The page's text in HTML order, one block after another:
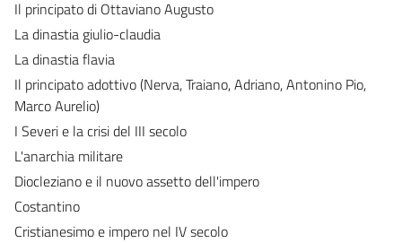
Il principato di Ottaviano Augusto
La dinastia giulio-claudia
La dinastia flavia
Il principato adottivo (Nerva, Traiano, Adriano, Antonino Pio,
Marco Aurelio)
I Severi e la crisi del III secolo
L'anarchia militare
Diocleziano e il nuovo assetto dell'impero
Costantino
Cristianesimo e impero nel IV secolo